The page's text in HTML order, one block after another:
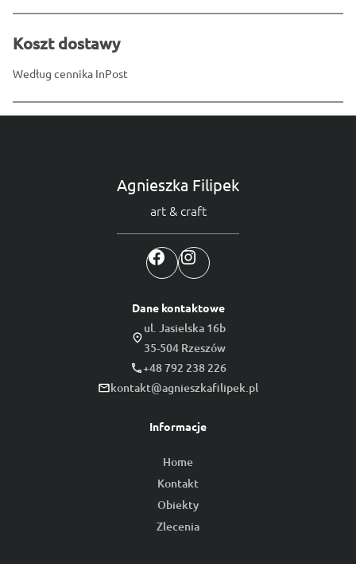
Koszt dostawy
Według cennika InPost
Agnieszka Filipek
art & craft
Facebook
Instagram
Dane kontaktowe
ul. Jasielska 16b
35-504 Rzeszów
+48 792 238 226
kontakt@agnieszkafilipek.pl
Informacje
Home
Kontakt
Obiekty
Zlecenia